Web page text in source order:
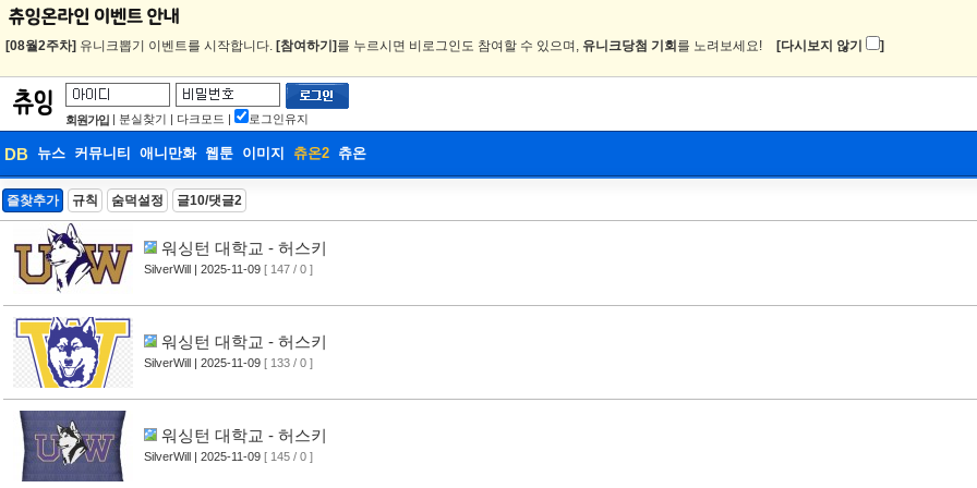
[08월2주차] 유니크뽑기 이벤트를 시작합니다. [참여하기] 를 누르시면 비로그인도 참여할 수 있으며, 유니크당첨 기회 를 노려보세요! [다시보지 않기 ]
회원가입 | 분실찾기 | 다크모드 | 로그인유지
DB 뉴스 커뮤니티 애니만화 웹툰 이미지 츄온2 츄온
DB
즐찾추가 규칙 숨덕설정 글10/댓글2
워싱턴 대학교 - 허스키
SilverWill | 2025-11-09 [ 147 / 0 ]
워싱턴 대학교 - 허스키
SilverWill | 2025-11-09 [ 133 / 0 ]
워싱턴 대학교 - 허스키
SilverWill | 2025-11-09 [ 145 / 0 ]